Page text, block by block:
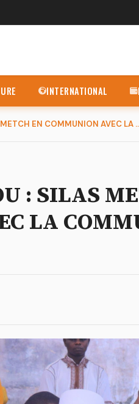
INTERNATIONAL
TABASKI À DABOU : SILAS
: SILAS
LA